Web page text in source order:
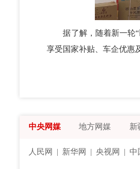
据了解，随着新一轮“
享受国家补贴、车企优惠
中央网媒 地方网媒 新
人民网 | 新华网 |央视网 | 中